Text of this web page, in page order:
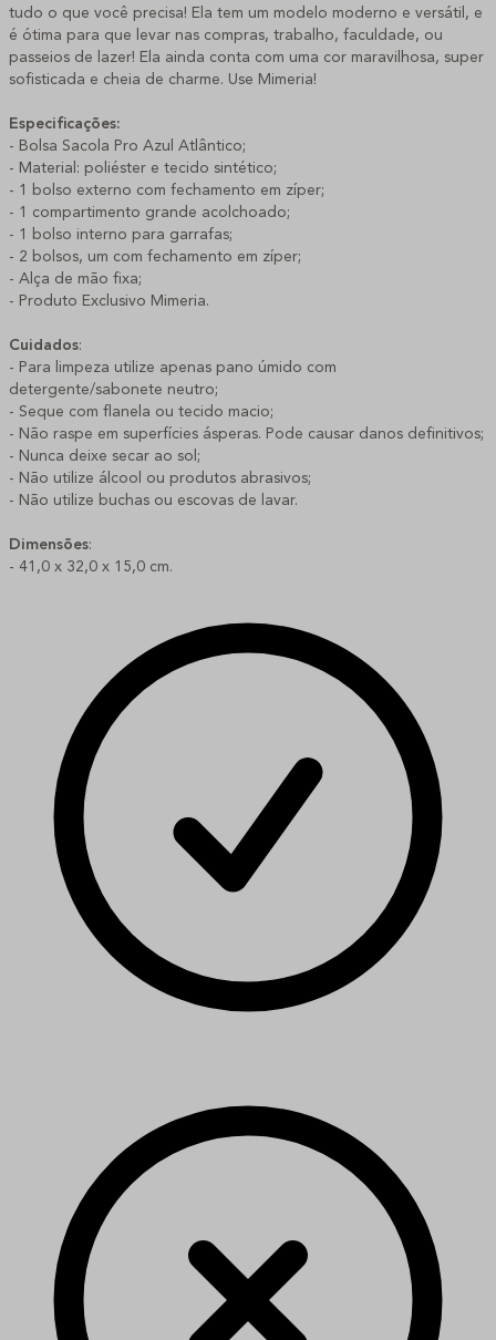
tudo o que você precisa! Ela tem um modelo moderno e versátil, e
é ótima para que levar nas compras, trabalho, faculdade, ou
passeios de lazer! Ela ainda conta com uma cor maravilhosa, super
sofisticada e cheia de charme. Use Mimeria!
Especificações:
- Bolsa Sacola Pro Azul Atlântico;
- Material: poliéster e tecido sintético;
- 1 bolso externo com fechamento em zíper;
- 1 compartimento grande acolchoado;
- 1 bolso interno para garrafas;
- 2 bolsos, um com fechamento em zíper;
- Alça de mão fixa;
- Produto Exclusivo Mimeria.
Cuidados:
- Para limpeza utilize apenas pano úmido com
detergente/sabonete neutro;
- Seque com flanela ou tecido macio;
- Não raspe em superfícies ásperas. Pode causar danos definitivos;
- Nunca deixe secar ao sol;
- Não utilize álcool ou produtos abrasivos;
- Não utilize buchas ou escovas de lavar.
Dimensões:
- 41,0 x 32,0 x 15,0 cm.